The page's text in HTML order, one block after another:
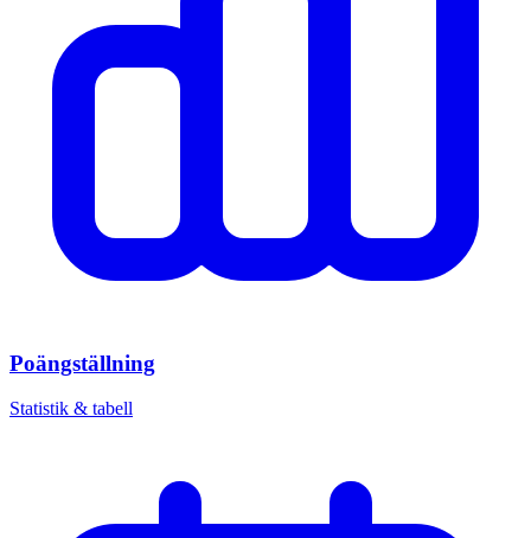
Poängställning
Statistik & tabell